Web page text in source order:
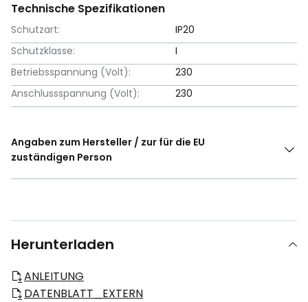
Technische Spezifikationen
Schutzart:
IP20
Schutzklasse:
I
Betriebsspannung (Volt):
230
Anschlussspannung (Volt):
230
Angaben zum Hersteller / zur für die EU
zuständigen Person
Herunterladen
ANLEITUNG
DATENBLATT_EXTERN